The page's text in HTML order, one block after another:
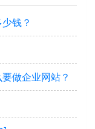
钱？
做企业网站？